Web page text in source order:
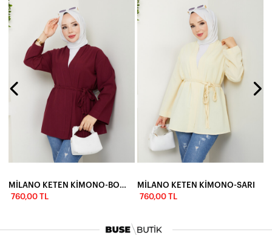
760,00 TL
MİLANO KETEN KİMONO-SARI
760,00 TL